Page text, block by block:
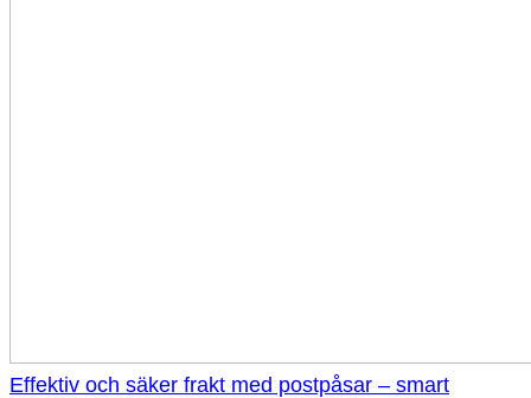
Effektiv och säker frakt med postpåsar – smart